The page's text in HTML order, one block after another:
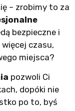
– zrobimy to za
bezpieczne i
czasu,
miejsca?
pozwoli Ci
dopóki nie
po to, byś